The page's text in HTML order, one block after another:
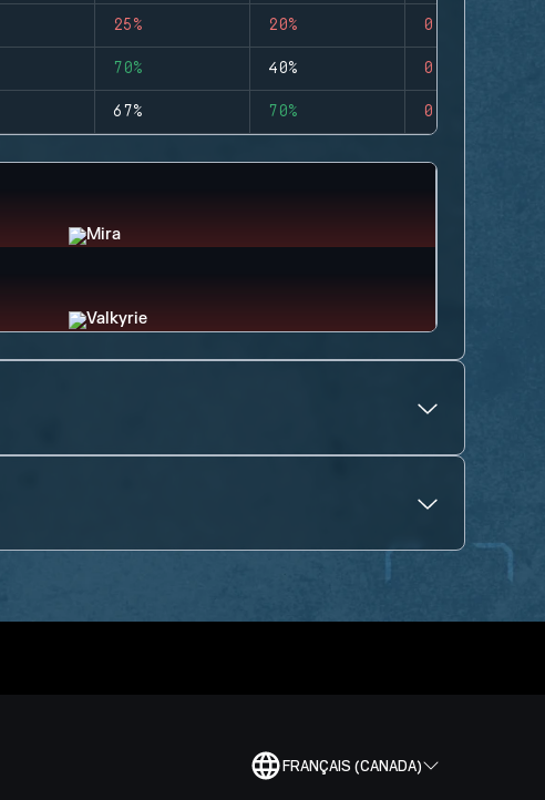
25% 20% 0
70% 40% 0
67% 70% 0
FRANÇAIS (CANADA)